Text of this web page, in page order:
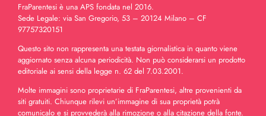
FraParentesi è una APS fondata nel 2016.
Sede Legale: via San Gregorio, 53 – 20124 Milano – CF
97757320151
Questo sito non rappresenta una testata giornalistica in quanto viene
aggiornato senza alcuna periodicità. Non può considerarsi un prodotto
editoriale ai sensi della legge n. 62 del 7.03.2001.
Molte immagini sono proprietarie di FraParentesi, altre provenienti da
siti gratuiti. Chiunque rilevi un’immagine di sua proprietà potrà
comunicalo e si provvederà alla rimozione o alla citazione della fonte.